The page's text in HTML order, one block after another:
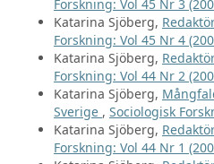
Forskning: Vol 45 Nr 3
Katarina Sjöberg,
Forskning: Vol 45 Nr 4
Katarina Sjöberg,
Forskning: Vol 44 Nr 2
Katarina Sjöberg,
Sverige , Sociologisk
Katarina Sjöberg,
Forskning: Vol 44 Nr 1